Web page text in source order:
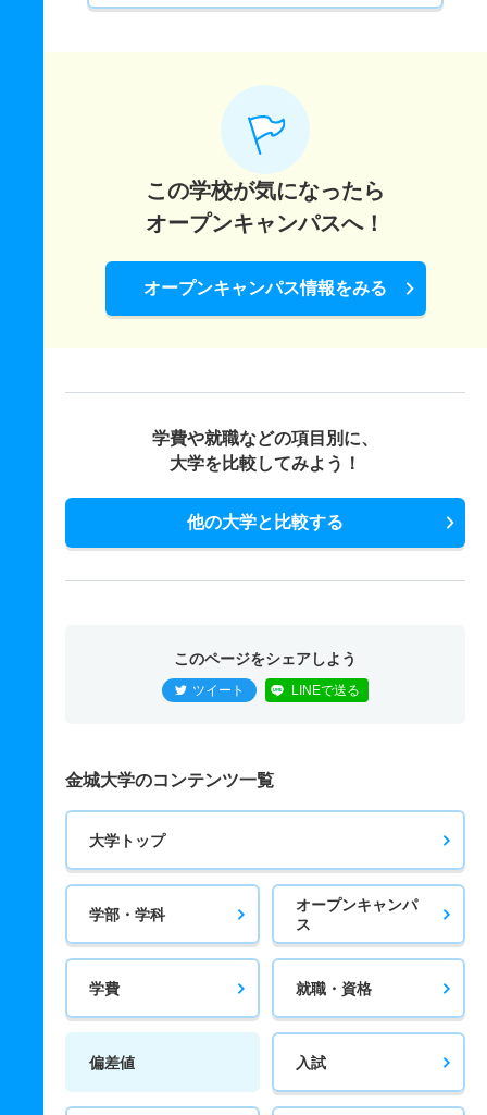
この学校が気になったら
オープンキャンパスへ！
オープンキャンパス情報をみる
学費や就職などの項目別に、
大学を比較してみよう！
他の大学と比較する
このページをシェアしよう
ツイート LINEで送る
金城大学のコンテンツ一覧
大学トップ
学部・学科
オープンキャンパ
ス
学費 就職・資格
偏差値 入試